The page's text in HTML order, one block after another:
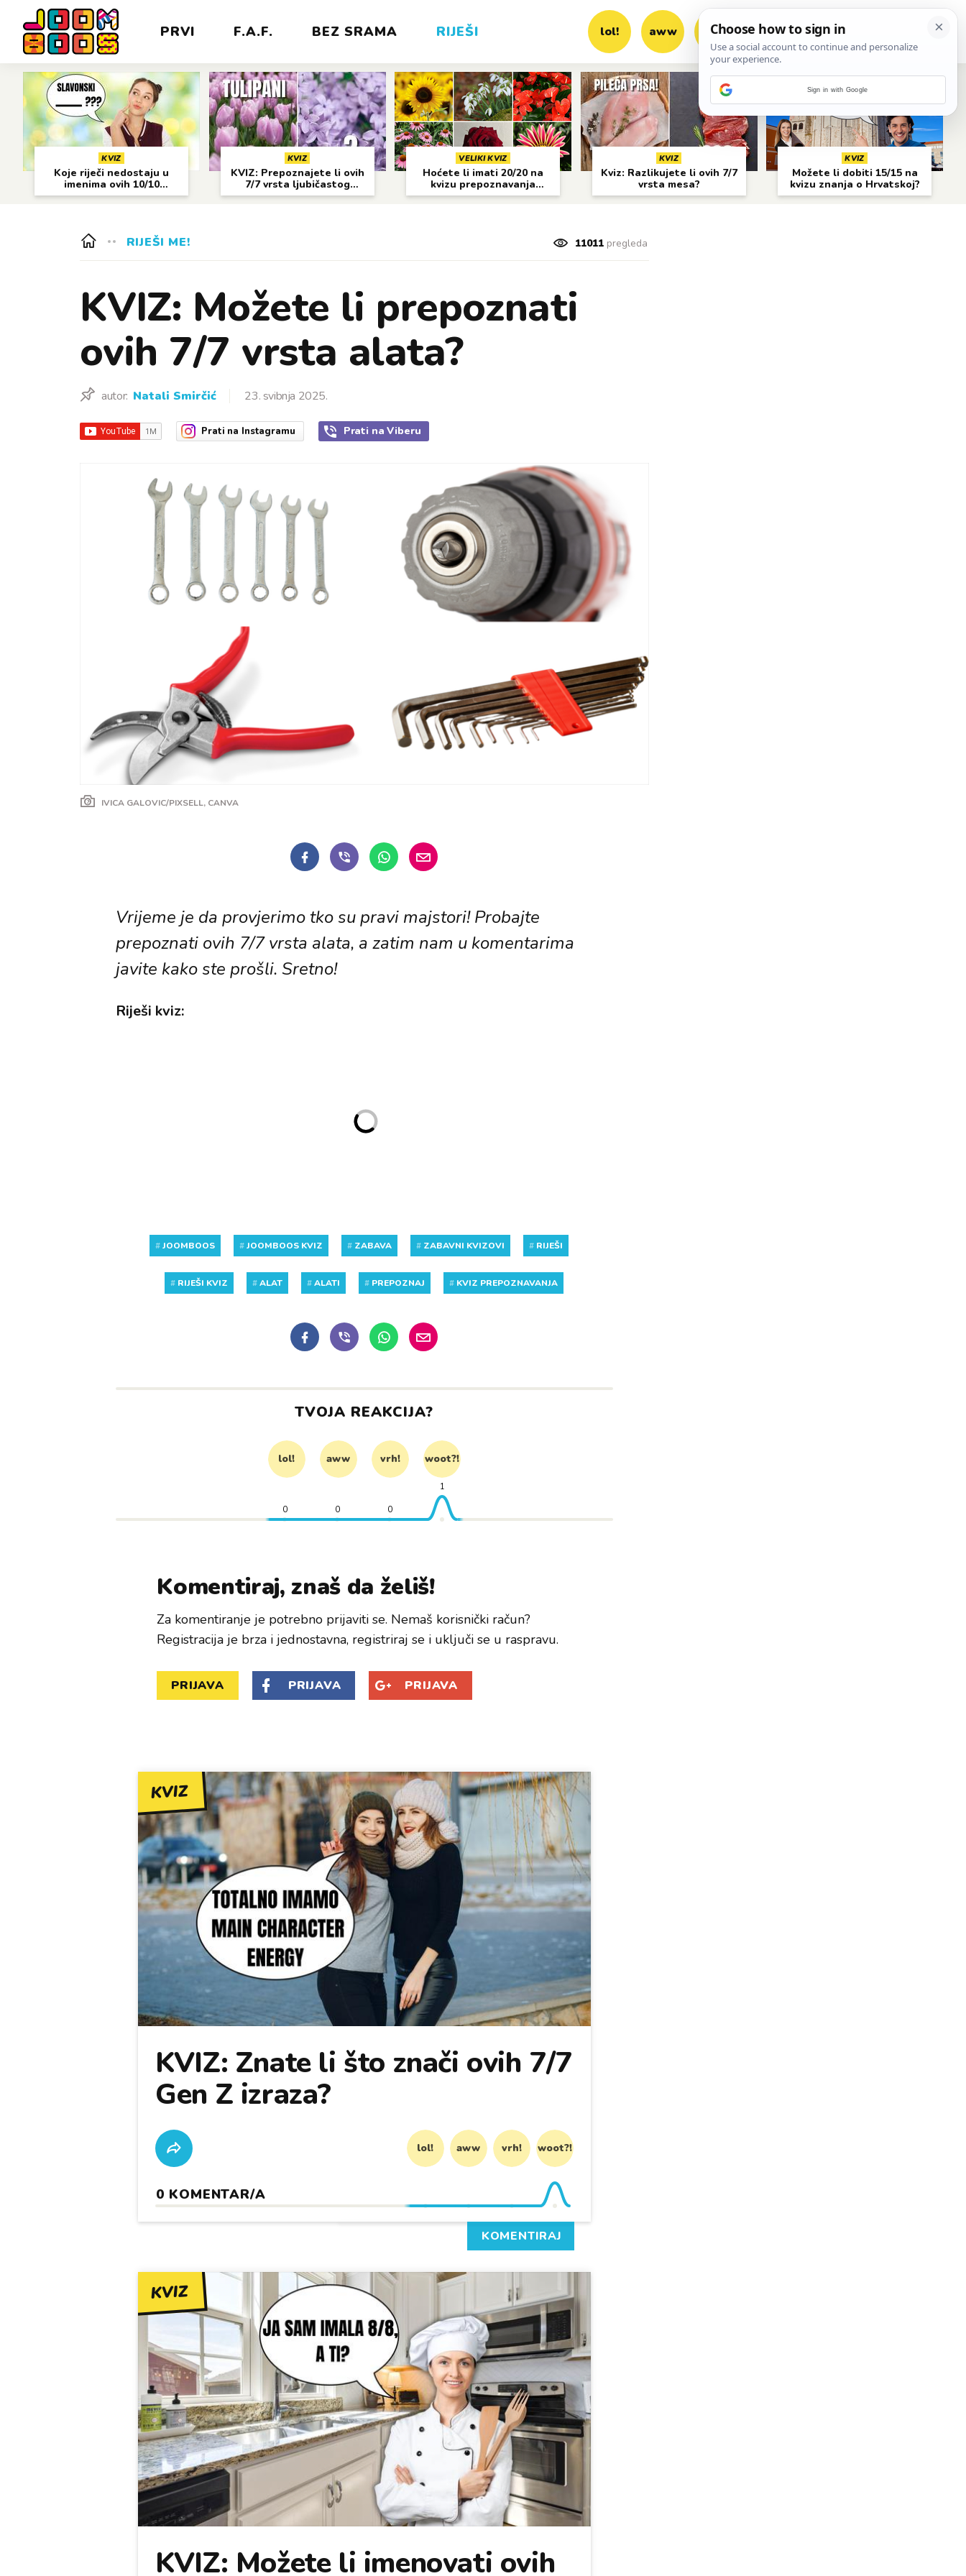
PRVI F.A.F. BEZ SRAMA RIJEŠI lol! aww vrh! woot?!
KVIZ
Koje riječi nedostaju u
imenima ovih 10/10
gradova?
KVIZ
KVIZ: Prepoznajete li ovih
7/7 vrsta ljubičastog
cvijeća?
VELIKI KVIZ
Hoćete li imati 20/20 na
kvizu prepoznavanja
cvijeća?
KVIZ
Kviz: Razlikujete li ovih 7/7
vrsta mesa?
KVIZ
Možete li dobiti 15/15 na
kvizu znanja o Hrvatskoj?
RIJEŠI ME! 11011pregleda
KVIZ: Možete li prepoznati
ovih 7/7 vrsta alata?
autor: Natali Smirčić 23. svibnja 2025.
Prati na Instagramu Prati na Viberu
IVICA GALOVIC/PIXSELL, CANVA
Vrijeme je da provjerimo tko su pravi majstori! Probajte
prepoznati ovih 7/7 vrsta alata, a zatim nam u komentarima
javite kako ste prošli. Sretno!
Riješi kviz:
#JOOMBOOS #JOOMBOOS KVIZ # ZABAVA # ZABAVNI KVIZOVI # RIJEŠI
# RIJEŠI KVIZ #ALAT #ALATI # PREPOZNAJ # KVIZ PREPOZNAVANJA
TVOJA REAKCIJA?
lol! aww vrh! woot?!
0 0 0
1
Komentiraj, znaš da želiš!
Za komentiranje je potrebno prijaviti se. Nemaš korisnički račun?
Registracija je brza i jednostavna, registriraj se i uključi se u raspravu.
PRIJAVA PRIJAVA PRIJAVA
KVIZ
KVIZ: Znate li što znači ovih 7/7
Gen Z izraza?
lol! aww vrh! woot?!
0 KOMENTAR/A
KOMENTIRAJ
KVIZ
KVIZ: Možete li imenovati ovih
Sign in with Google